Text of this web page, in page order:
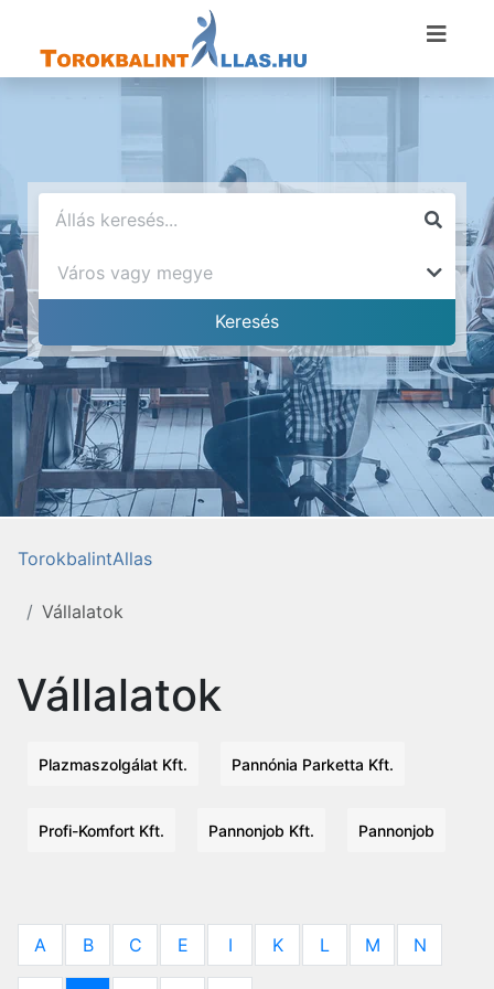
TorokbalintAllas
Vállalatok
Vállalatok
Plazmaszolgálat Kft. Pannónia Parketta Kft.
Profi-Komfort Kft. Pannonjob Kft. Pannonjob
A B C E I K L M N